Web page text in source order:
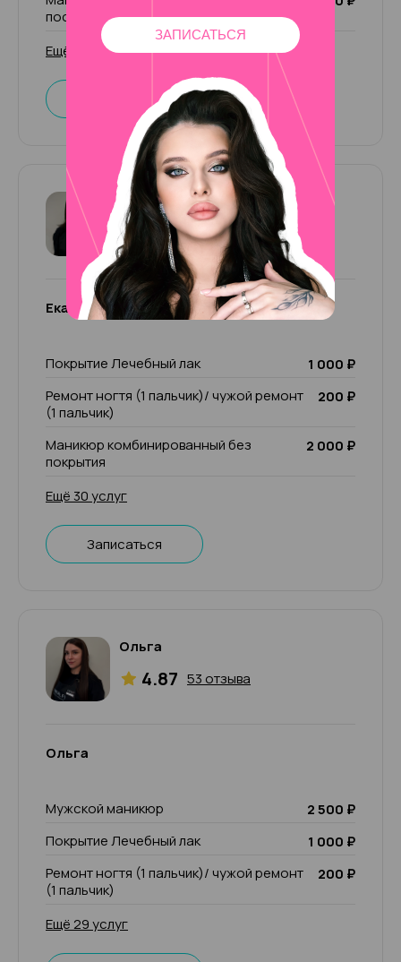
последующего покрытия
Ещё 50 услуг
Записаться
Екатерина
26 отзывов
Екатерина
Покрытие Лечебный лак
1 000 ₽
Ремонт ногтя (1 пальчик)/ чужой ремонт
(1 пальчик)
200 ₽
Маникюр комбинированный без
покрытия
2 000 ₽
Ещё 30 услуг
Записаться
Ольга
4.87 53 отзыва
Ольга
Мужской маникюр
2 500 ₽
Покрытие Лечебный лак
1 000 ₽
Ремонт ногтя (1 пальчик)/ чужой ремонт
(1 пальчик)
200 ₽
Ещё 29 услуг
ЗАПИСАТЬСЯ